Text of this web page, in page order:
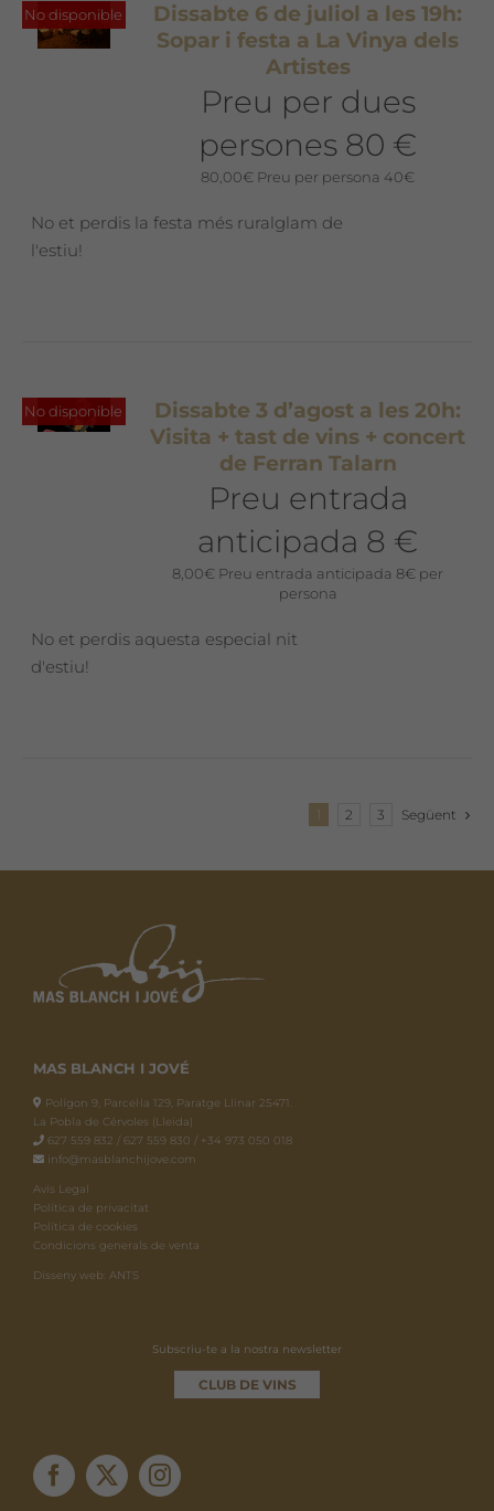
No disponible
Dissabte 6 de juliol a les 19h:
Sopar i festa a La Vinya dels
Artistes
Preu per dues
persones 80 €
80,00€ Preu per persona 40€
No et perdis la festa més ruralglam de
l'estiu!
No disponible
Dissabte 3 d’agost a les 20h:
Visita + tast de vins + concert
de Ferran Talarn
Preu entrada
anticipada 8 €
8,00€ Preu entrada anticipada 8€ per
persona
No et perdis aquesta especial nit
d'estiu!
1 2 3 Següent
MAS BLANCH I JOVÉ
Polígon 9, Parcel·la 129, Paratge Llinar 25471.
La Pobla de Cérvoles (Lleida)
627 559 832 / 627 559 830 / +34 973 050 018
info@masblanchijove.com
Avís Legal
Política de privacitat
Política de cookies
Condicions generals de venta
Disseny web: ANTS
Subscriu-te a la nostra newsletter
CLUB DE VINS